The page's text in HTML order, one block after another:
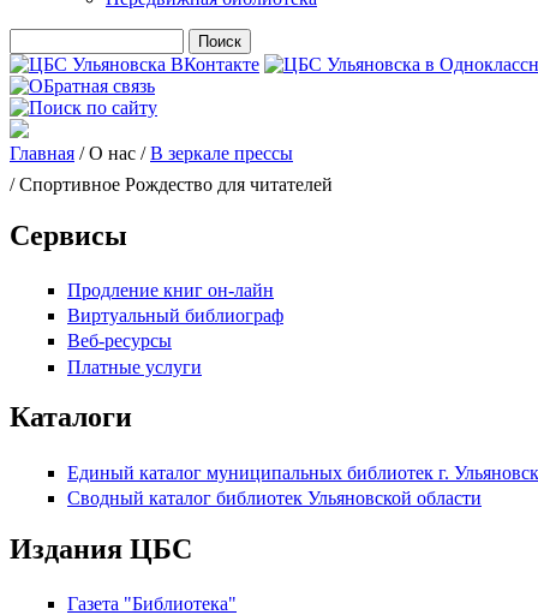
Форма поиска
Вы здесь
Главная / О нас / В зеркале прессы
/ Спортивное Рождество для читателей
Сервисы
Продление книг он-лайн
Виртуальный библиограф
Веб-ресурсы
Платные услуги
Каталоги
Единый каталог муниципальных библиотек г.
Сводный каталог библиотек Ульяновской области
Издания ЦБС
Газета "Библиотека"